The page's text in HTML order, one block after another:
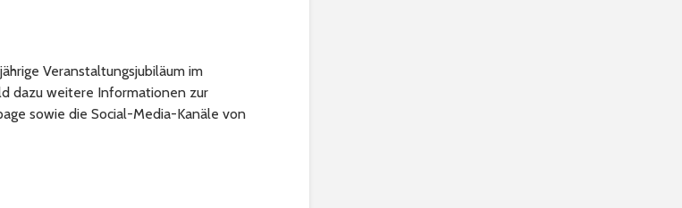
Veranstaltungsjubiläum im
dazu weitere Informationen zur
sowie die Social-Media-Kanäle von